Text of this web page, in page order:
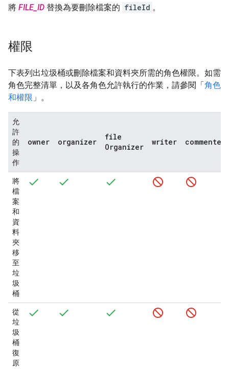
將 FILE_ID 替換為要刪除檔案的 fileId 。
權限
下表列出垃圾桶或刪除檔案和資料夾所需的角色權限。如需
角色完整清單，以及各角色允許執行的作業，請參閱「角色
和權限 」。
允
許
的
操
作
owner organizer
file
Organizer
writer commenter
將
檔
案
和
資
料
夾
移
至
垃
圾
桶
從
垃
圾
桶
復
原